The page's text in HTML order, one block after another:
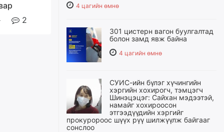
2
4 цагийн өмнө
301 цистерн вагон буулгалтад
болон замд явж байна
4 цагийн өмнө
СУИС-ийн бүлэг хүчингийн
хэргийн хохирогч, тэмцэгч
Шинэцэцэг: Сайхан мэдээтэй,
намайг хохироосон
этгээдүүдийн хэргийг
прокуророос шүүх рүү шилжүүлж байгааг
сонслоо